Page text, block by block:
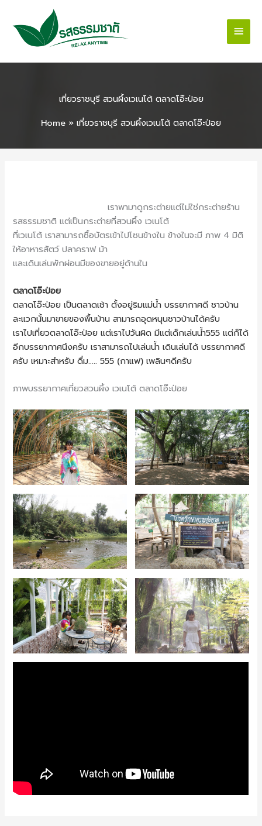
content
Main
เที่ยวราชบุรี สวนผึ้งเวเนโต้ ตลาดโอ๊ะป่อย
Home » เที่ยวราชบุรี สวนผึ้งเวเนโต้ ตลาดโอ๊ะป่อย
เราพามาดูกระต่ายแต่ไม่ใช่กระต่ายร้าน
รสธรรมชาติ แต่เป็นกระต่ายที่สวนผึ้ง เวเนโต้
ที่เวเนโต้ เราสามารถซื้อบัตรเข้าไปโซนข้างใน ข้างในจะมี ภาพ 4 มิติ
ให้อาหารสัตว์ ปลาคราฟ ม้า
และเดินเล่นพักผ่อนมีของขายอยู่ด้านใน
ตลาดโอ๊ะป่อย
ตลาดโอ๊ะป่อย เป็นตลาดเช้า ตั้งอยู่ริมแม่น้ำ บรรยากาศดี ชาวบ้าน
ละแวกนั้นมาขายของพื้นบ้าน สามารถอุดหนุนชาวบ้านได้ครับ
เราไปเที่ยวตลาดโอ๊ะป่อย แต่เราไปวันผิด มีแต่เด็กเล่นน้ำ555 แต่ก็ได้
อีกบรรยากาศนึงครับ เราสามารถไปเล่นน้ำ เดินเล่นได้ บรรยากาศดี
ครับ เหมาะสำหรับ ดื่ม….. 555 (กาแฟ) เพลินๆดีครับ
ภาพบรรยากาศเที่ยวสวนผึ้ง เวเนโต้ ตลาดโอ๊ะป่อย